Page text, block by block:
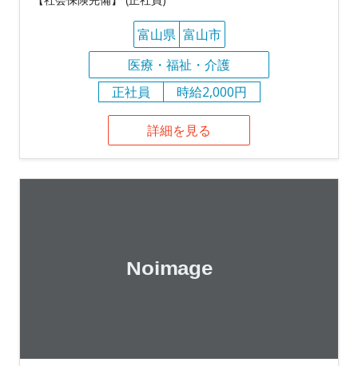
富山県 富山市
医療・福祉・介護
正社員
時給2,000円
詳細を見る